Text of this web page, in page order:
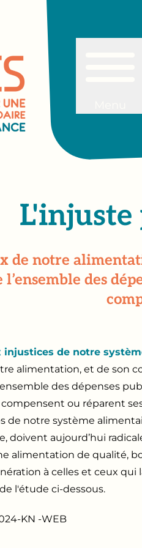
de notre
des
injustices de notre
alimentation, et de son
des dépenses
ou réparent
de notre système
doivent aujourd’hui
alimentation de qualité,
à celles et ceux qui
l'étude ci-dessous.
KN -WEB